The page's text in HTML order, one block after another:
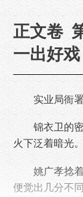
正文卷
一出好戏
实业局衙署
锦衣卫的密
火下泛着暗光。
姚广孝捻着
便觉出几分不